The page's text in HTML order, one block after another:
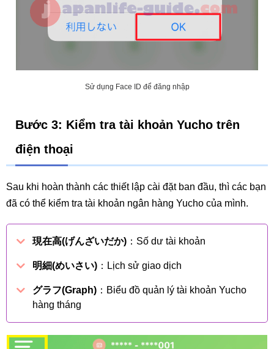
Sử dụng Face ID để đăng nhập
Bước 3: Kiểm tra tài khoản Yucho trên
điện thoại
Sau khi hoàn thành các thiết lập cài đặt ban đầu, thì các bạn
đã có thể kiểm tra tài khoản ngân hàng Yucho của mình.
現在高(げんざいだか)：Số dư tài khoản
明細(めいさい)：Lịch sử giao dịch
グラフ(Graph)：Biểu đồ quản lý tài khoản Yucho
hàng tháng